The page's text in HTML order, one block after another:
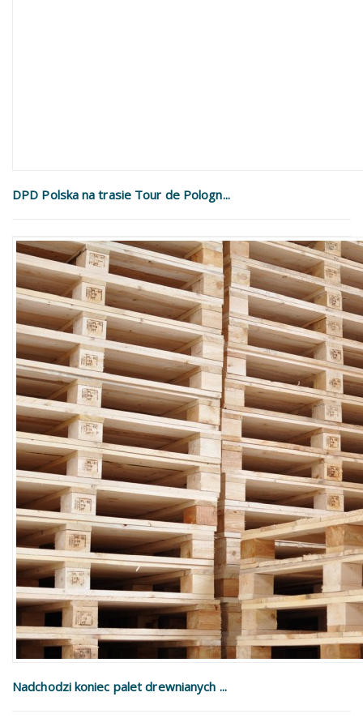
DPD Polska na trasie Tour de Pologn...
Nadchodzi koniec palet drewnianych ...